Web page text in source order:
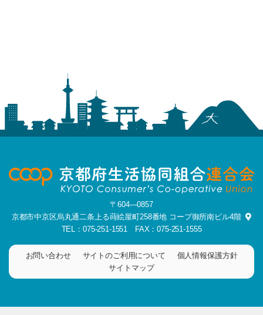
〒604―0857
京都市中京区烏丸通二条上る蒔絵屋町258番地 コープ御所南ビル4階
TEL：075-251-1551 FAX：075-251-1555
お問い合わせ サイトのご利用について
個人情報保護方針
サイトマップ